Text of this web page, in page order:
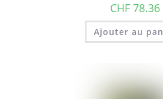
CHF78.36
Ajouter au